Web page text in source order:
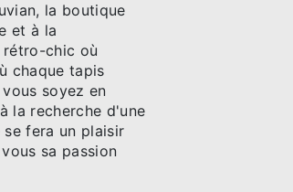
la boutique
et à la
rétro-chic où
chaque tapis
soyez en
la recherche d'une
fera un plaisir
sa passion